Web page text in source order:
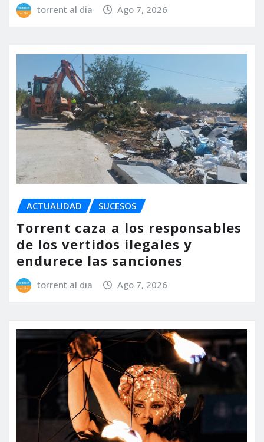
torrent al dia Ago 7, 2026
ACTUALIDAD SUCESOS
Torrent caza a los responsables
de los vertidos ilegales y
endurece las sanciones
torrent al dia Ago 7, 2026